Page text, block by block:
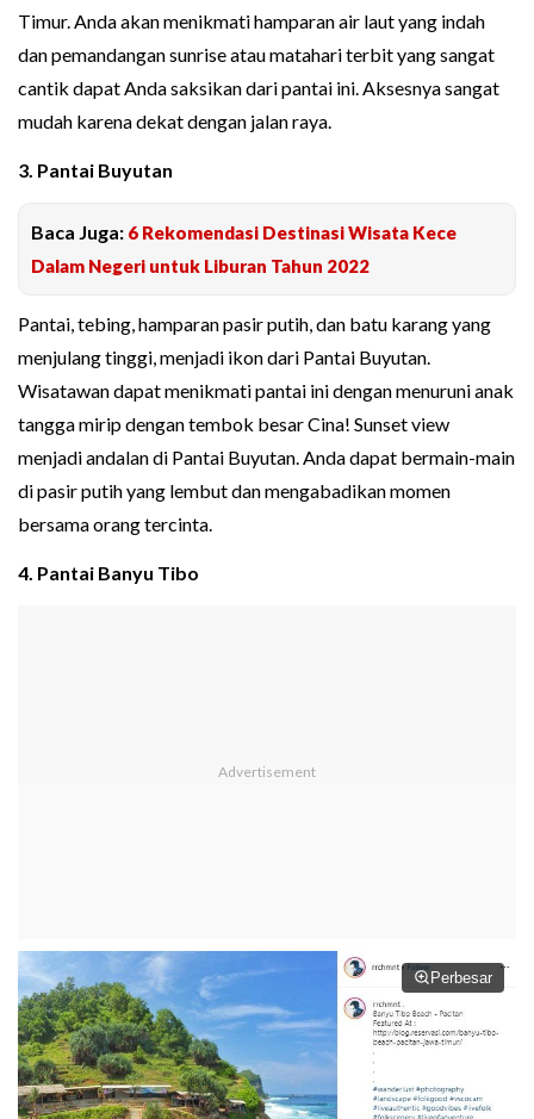
Timur. Anda akan menikmati hamparan air laut yang indah
dan pemandangan sunrise atau matahari terbit yang sangat
cantik dapat Anda saksikan dari pantai ini. Aksesnya sangat
mudah karena dekat dengan jalan raya.
3. Pantai Buyutan
Baca Juga: 6 Rekomendasi Destinasi Wisata Kece
Dalam Negeri untuk Liburan Tahun 2022
Pantai, tebing, hamparan pasir putih, dan batu karang yang
menjulang tinggi, menjadi ikon dari Pantai Buyutan.
Wisatawan dapat menikmati pantai ini dengan menuruni anak
tangga mirip dengan tembok besar Cina! Sunset view
menjadi andalan di Pantai Buyutan. Anda dapat bermain-main
di pasir putih yang lembut dan mengabadikan momen
bersama orang tercinta.
4. Pantai Banyu Tibo
Perbesar